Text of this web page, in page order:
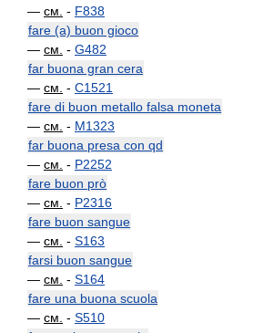
— см. - F838
fare (a) buon gioco
— см. - G482
far buona gran cera
— см. - C1521
fare di buon metallo falsa moneta
— см. - M1323
far buona presa con qd
— см. - P2252
fare buon prò
— см. - P2316
fare buon sangue
— см. - S163
farsi buon sangue
— см. - S164
fare una buona scuola
— см. - S510